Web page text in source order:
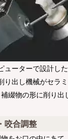
ューターで設計した
り出し機械がセラ
補綴物の形に削り出
合調整